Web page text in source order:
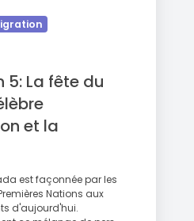
5: La fête du
et la
est façonnée par les
Nations aux
d'aujourd'hui.